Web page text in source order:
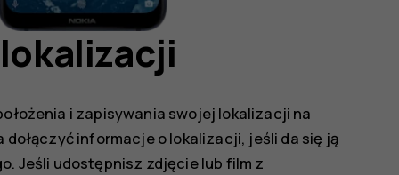
i zapisywania swojej lokalizacji na
informacje o lokalizacji, jeśli da się ją
Jeśli udostępnisz zdjęcie lub film z